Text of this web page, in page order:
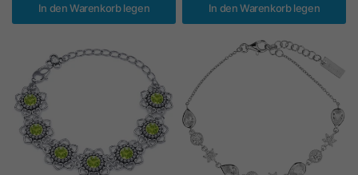
In den Warenkorb legen In den Warenkorb legen